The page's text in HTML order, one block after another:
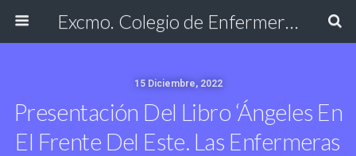
Excmo. Colegio de Enfermería de Cádiz
15 Diciembre, 2022
Presentación Del Libro ‘Ángeles En
El Frente Del Este. Las Enfermeras